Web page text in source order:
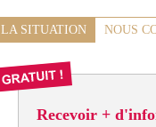
LA SITUATION NOUS
Recevoir +